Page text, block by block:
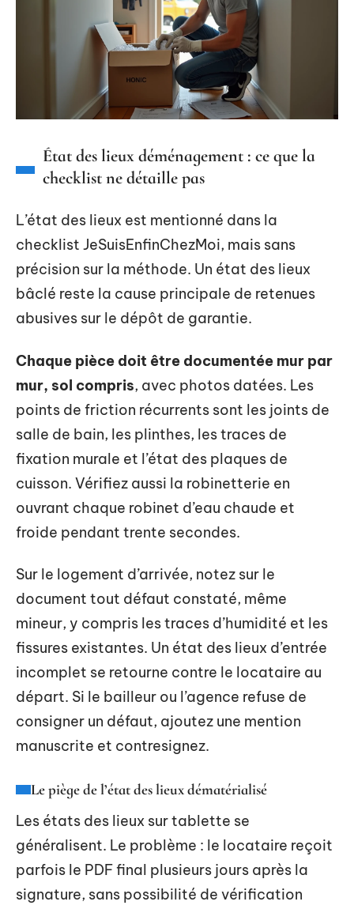
État des lieux déménagement : ce que la
checklist ne détaille pas
L’état des lieux est mentionné dans la
checklist JeSuisEnfinChezMoi, mais sans
précision sur la méthode. Un état des lieux
bâclé reste la cause principale de retenues
abusives sur le dépôt de garantie.
Chaque pièce doit être documentée mur par
mur, sol compris, avec photos datées. Les
points de friction récurrents sont les joints de
salle de bain, les plinthes, les traces de
fixation murale et l’état des plaques de
cuisson. Vérifiez aussi la robinetterie en
ouvrant chaque robinet d’eau chaude et
froide pendant trente secondes.
Sur le logement d’arrivée, notez sur le
document tout défaut constaté, même
mineur, y compris les traces d’humidité et les
fissures existantes. Un état des lieux d’entrée
incomplet se retourne contre le locataire au
départ. Si le bailleur ou l’agence refuse de
consigner un défaut, ajoutez une mention
manuscrite et contresignez.
Le piège de l’état des lieux dématérialisé
Les états des lieux sur tablette se
généralisent. Le problème : le locataire reçoit
parfois le PDF final plusieurs jours après la
signature, sans possibilité de vérification